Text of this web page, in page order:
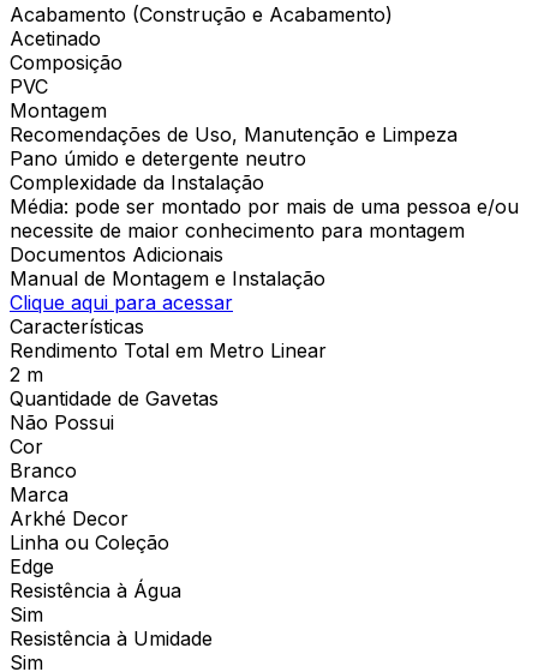
Acabamento (Construção e Acabamento)
Acetinado
Composição
PVC
Montagem
Recomendações de Uso, Manutenção e Limpeza
Pano úmido e detergente neutro
Complexidade da Instalação
Média: pode ser montado por mais de uma pessoa e/ou
necessite de maior conhecimento para montagem
Documentos Adicionais
Manual de Montagem e Instalação
Clique aqui para acessar
Características
Rendimento Total em Metro Linear
2 m
Quantidade de Gavetas
Não Possui
Cor
Branco
Marca
Arkhé Decor
Linha ou Coleção
Edge
Resistência à Água
Sim
Resistência à Umidade
Sim